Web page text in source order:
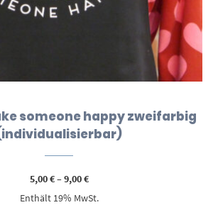
someone happy zweifarbig
5,00€–9,00€Preisspanne:
bis
Enthält 19% MwSt.